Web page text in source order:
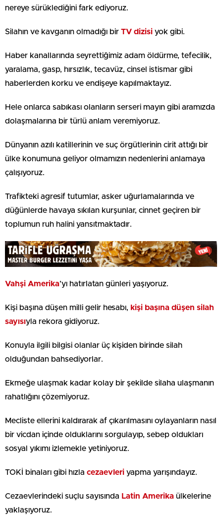
nereye sürüklediğini fark ediyoruz.
Silahın ve kavganın olmadığı bir TV dizisi yok gibi.
Haber kanallarında seyrettiğimiz adam öldürme, tefecilik,
yaralama, gasp, hırsızlık, tecavüz, cinsel istismar gibi
haberlerden korku ve endişeye kapılmaktayız.
Hele onlarca sabıkası olanların serseri mayın gibi aramızda
dolaşmalarına bir türlü anlam veremiyoruz.
Dünyanın azılı katillerinin ve suç örgütlerinin cirit attığı bir
ülke konumuna geliyor olmamızın nedenlerini anlamaya
çalışıyoruz.
Trafikteki agresif tutumlar, asker uğurlamalarında ve
düğünlerde havaya sıkılan kurşunlar, cinnet geçiren bir
toplumun ruh halini yansıtmaktadır.
Vahşi Amerika’yı hatırlatan günleri yaşıyoruz.
Kişi başına düşen milli gelir hesabı, kişi başına düşen silah
sayısıyla rekora gidiyoruz.
Konuyla ilgili bilgisi olanlar üç kişiden birinde silah
olduğundan bahsediyorlar.
Ekmeğe ulaşmak kadar kolay bir şekilde silaha ulaşmanın
rahatlığını çözemiyoruz.
Mecliste ellerini kaldırarak af çıkarılmasını oylayanların nasıl
bir vicdan içinde olduklarını sorgulayıp, sebep oldukları
sosyal yıkımı izlemekle yetiniyoruz.
TOKİ binaları gibi hızla cezaevleri yapma yarışındayız.
Cezaevlerindeki suçlu sayısında Latin Amerika ülkelerine
yaklaşıyoruz.